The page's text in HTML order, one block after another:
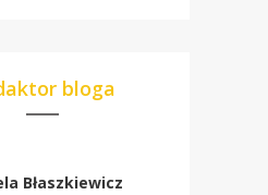
bloga
Błaszkiewicz